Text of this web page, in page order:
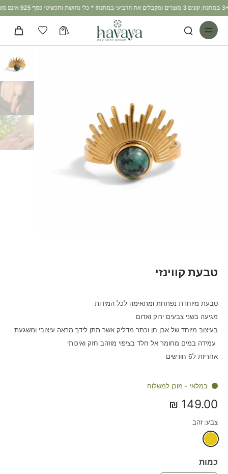
טבעת קווינזי
טבעת מיוחדת נפתחת ומתאימה לכל המידות
מגיעה בשני צבעים ירוק ואדום
בעיצוב מיוחד של אבן חן וכתר מדליק אשר תתן לידך מראה עיצובי ומשגעת
עמידה במים מחומר אל חלד בציפוי מוזהב חזק ואיכותי
אחריות ל6 חודשים
במלאי - מוכן למשלוח
149.00 ₪
צבע: זהב
כמות